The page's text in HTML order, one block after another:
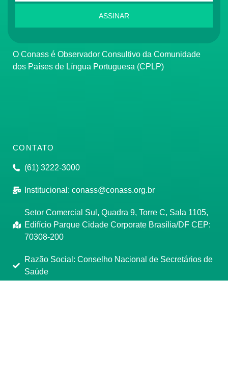
ASSINAR
O Conass é Observador Consultivo da Comunidade
dos Países de Língua Portuguesa (CPLP)
CONTATO
(61) 3222-3000
Institucional: conass@conass.org.br
Setor Comercial Sul, Quadra 9, Torre C, Sala 1105,
Edifício Parque Cidade Corporate Brasília/DF CEP:
70308-200
Razão Social: Conselho Nacional de Secretários de
Saúde